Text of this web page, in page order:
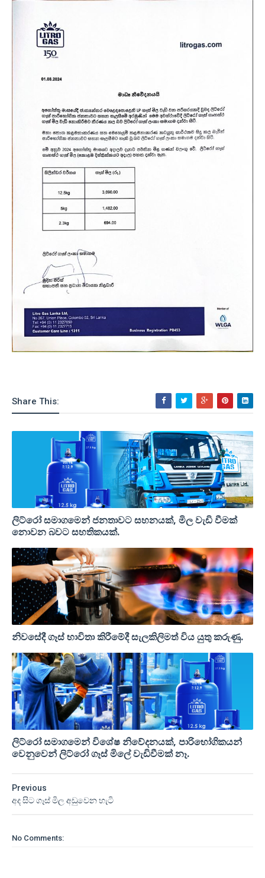
Share This:
ලිට්රෝ සමාගමෙන් ජනතාවට සහනයක්, මිල වැඩි වීමක්
නොවන බවට සහතිකයක්.
නිවසේදී ගෑස් භාවිතා කිරීමේදී සැලකිලිමත් විය යුතු කරුණු.
ලිට්රෝ සමාගමෙන් විශේෂ නිවේදනයක්, පාරිභෝගිකයන්
වෙනුවෙන් ලිට්රෝ ගෑස් මිලේ වැඩිවීමක් නෑ.
Previous
අද සිට ගෑස් මිල අඩුවෙන හැටි
No Comments: